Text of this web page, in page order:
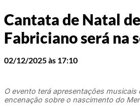
Cantata de Natal
Fabriciano será na
02/12/2025 às 17:10
O evento terá apresentações musicais
encenação sobre o nascimento do